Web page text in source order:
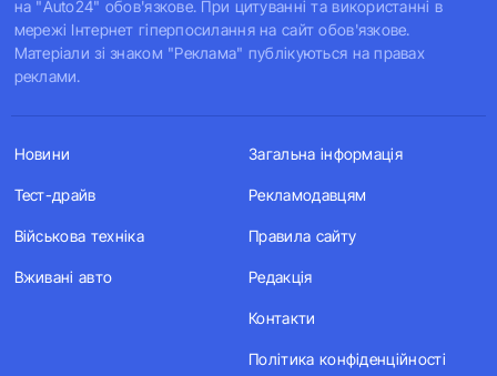
на "Auto24" обов'язкове. При цитуванні та використанні в
мережі Інтернет гіперпосилання на сайт обов'язкове.
Матеріали зі знаком "Реклама" публікуються на правах
реклами.
Новини
Тест-драйв
Військова техніка
Вживані авто
Загальна інформація
Рекламодавцям
Правила сайту
Редакція
Контакти
Політика конфіденційності